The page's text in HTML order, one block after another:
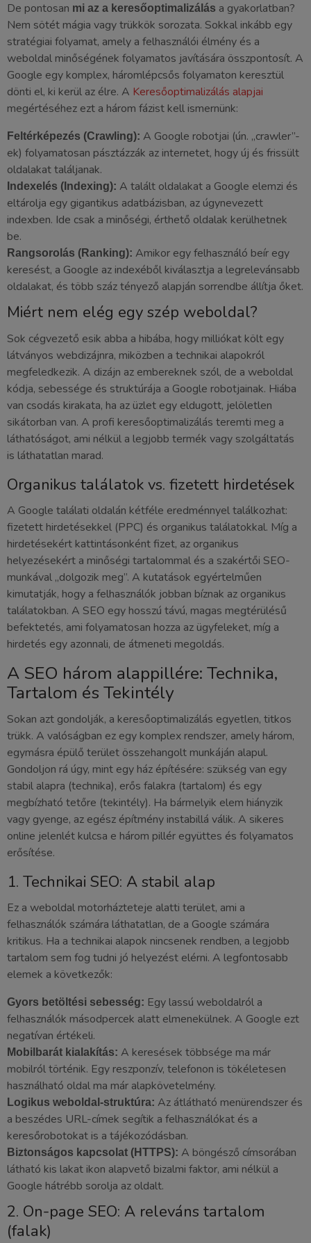
De pontosan mi az a keresőoptimalizálás a gyakorlatban?
Nem sötét mágia vagy trükkök sorozata. Sokkal inkább egy
stratégiai folyamat, amely a felhasználói élmény és a
weboldal minőségének folyamatos javítására összpontosít. A
Google egy komplex, háromlépcsős folyamaton keresztül
dönti el, ki kerül az élre. A Keresőoptimalizálás alapjai
megértéséhez ezt a három fázist kell ismernünk:
Feltérképezés (Crawling): A Google robotjai (ún. „crawler”-
ek) folyamatosan pásztázzák az internetet, hogy új és frissült
oldalakat találjanak.
Indexelés (Indexing): A talált oldalakat a Google elemzi és
eltárolja egy gigantikus adatbázisban, az úgynevezett
indexben. Ide csak a minőségi, érthető oldalak kerülhetnek
be.
Rangsorolás (Ranking): Amikor egy felhasználó beír egy
keresést, a Google az indexéből kiválasztja a legrelevánsabb
oldalakat, és több száz tényező alapján sorrendbe állítja őket.
Miért nem elég egy szép weboldal?
Sok cégvezető esik abba a hibába, hogy milliókat költ egy
látványos webdizájnra, miközben a technikai alapokról
megfeledkezik. A dizájn az embereknek szól, de a weboldal
kódja, sebessége és struktúrája a Google robotjainak. Hiába
van csodás kirakata, ha az üzlet egy eldugott, jelöletlen
sikátorban van. A profi keresőoptimalizálás teremti meg a
láthatóságot, ami nélkül a legjobb termék vagy szolgáltatás
is láthatatlan marad.
Organikus találatok vs. fizetett hirdetések
A Google találati oldalán kétféle eredménnyel találkozhat:
fizetett hirdetésekkel (PPC) és organikus találatokkal. Míg a
hirdetésekért kattintásonként fizet, az organikus
helyezésekért a minőségi tartalommal és a szakértői SEO-
munkával „dolgozik meg”. A kutatások egyértelműen
kimutatják, hogy a felhasználók jobban bíznak az organikus
találatokban. A SEO egy hosszú távú, magas megtérülésű
befektetés, ami folyamatosan hozza az ügyfeleket, míg a
hirdetés egy azonnali, de átmeneti megoldás.
A SEO három alappillére: Technika,
Tartalom és Tekintély
Sokan azt gondolják, a keresőoptimalizálás egyetlen, titkos
trükk. A valóságban ez egy komplex rendszer, amely három,
egymásra épülő terület összehangolt munkáján alapul.
Gondoljon rá úgy, mint egy ház építésére: szükség van egy
stabil alapra (technika), erős falakra (tartalom) és egy
megbízható tetőre (tekintély). Ha bármelyik elem hiányzik
vagy gyenge, az egész építmény instabillá válik. A sikeres
online jelenlét kulcsa e három pillér együttes és folyamatos
erősítése.
1. Technikai SEO: A stabil alap
Ez a weboldal motorházteteje alatti terület, ami a
felhasználók számára láthatatlan, de a Google számára
kritikus. Ha a technikai alapok nincsenek rendben, a legjobb
tartalom sem fog tudni jó helyezést elérni. A legfontosabb
elemek a következők:
Gyors betöltési sebesség: Egy lassú weboldalról a
felhasználók másodpercek alatt elmenekülnek. A Google ezt
negatívan értékeli.
Mobilbarát kialakítás: A keresések többsége ma már
mobilról történik. Egy reszponzív, telefonon is tökéletesen
használható oldal ma már alapkövetelmény.
Logikus weboldal-struktúra: Az átlátható menürendszer és
a beszédes URL-címek segítik a felhasználókat és a
keresőrobotokat is a tájékozódásban.
Biztonságos kapcsolat (HTTPS): A böngésző címsorában
látható kis lakat ikon alapvető bizalmi faktor, ami nélkül a
Google hátrébb sorolja az oldalt.
2. On-page SEO: A releváns tartalom
(falak)